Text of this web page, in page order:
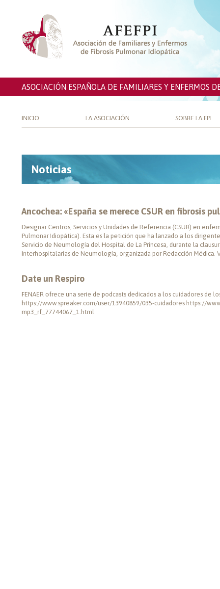
ASOCIACIÓN ESPAÑOLA DE FAMILIARES Y ENFERMOS
INICIO LA ASOCIACIÓN SOBRE LA FPI
Noticias
Ancochea: «España se merece CSUR en fibrosis
Designar Centros, Servicios y Unidades de Referencia (CSUR) en
Pulmonar Idiopática). Esta es la petición que ha lanzado a los
Servicio de Neumología del Hospital de La Princesa, durante la
Interhospitalarias de Neumología, organizada por Redacción Médica.
Date un Respiro
FENAER ofrece una serie de podcasts dedicados a los cuidadores de
https://www.spreaker.com/user/13940859/035-cuidadores https://
mp3_rf_77744067_1.html